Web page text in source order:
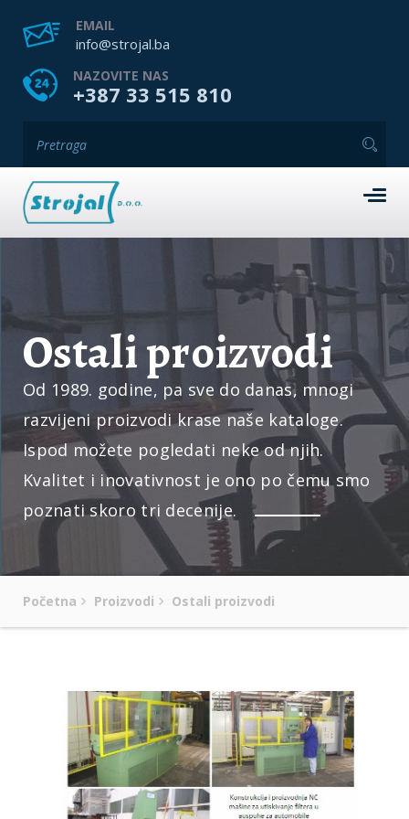
EMAIL
info@strojal.ba
NAZOVITE NAS
+387 33 515 810
Ostali proizvodi
Od 1989. godine, pa sve do danas, mnogi
razvijeni proizvodi krase naše kataloge.
Ispod možete pogledati neke od njih.
Kvalitet i inovativnost je ono po čemu smo
poznati skoro tri decenije.
Početna Proizvodi Ostali proizvodi